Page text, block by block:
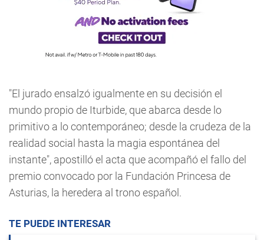
"El jurado ensalzó igualmente en su decisión el
mundo propio de Iturbide, que abarca desde lo
primitivo a lo contemporáneo; desde la crudeza de la
realidad social hasta la magia espontánea del
instante", apostilló el acta que acompañó el fallo del
premio convocado por la Fundación Princesa de
Asturias, la heredera al trono español.
TE PUEDE INTERESAR